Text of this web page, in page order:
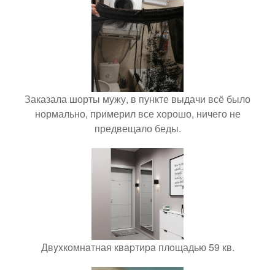
Заказала шорты мужу, в пункте выдачи всё было
нормально, примерил все хорошо, ничего не
предвещало беды.
Двyхкомнaтная квapтиpa плoщадью 59 кв.